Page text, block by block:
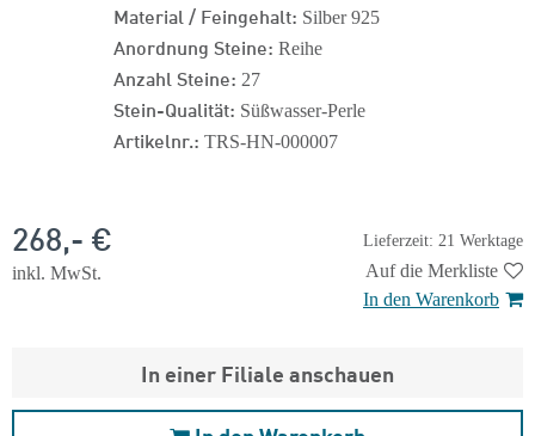
Material / Feingehalt: Silber 925
Anordnung Steine: Reihe
Anzahl Steine: 27
Stein-Qualität: Süßwasser-Perle
Artikelnr.: TRS-HN-000007
Lieferzeit: 21 Werktage
268,- €
inkl. MwSt.
Auf die Merkliste
In den Warenkorb
In einer Filiale anschauen